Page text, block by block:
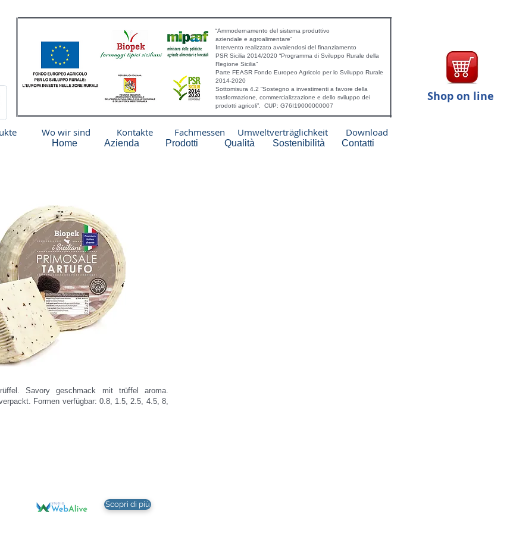
“Ammodernamento del sistema produttivo
aziendale e agroalimentare”
Intervento realizzato avvalendosi del finanziamento
PSR Sicilia 2014/2020 “Programma di Sviluppo Rurale della
Regione Sicilia”
Parte FEASR Fondo Europeo Agricolo per lo Sviluppo Rurale
2014-2020
Sottomisura 4.2 “Sostegno a investimenti a favore della
trasformazione, commercializzazione e dello sviluppo dei
prodotti agricoli”. CUP: G76I19000000007
Shop on line
Home Azienda Prodotti Qualità Sostenibilità Contatti
Fachmessen
Kontakte
Wo wir sind Umweltverträglichkeit Download
Savory geschmack mit trüffel aroma.
Formen verfügbar: 0.8, 1.5, 2.5, 4.5, 8,
Scopri di più